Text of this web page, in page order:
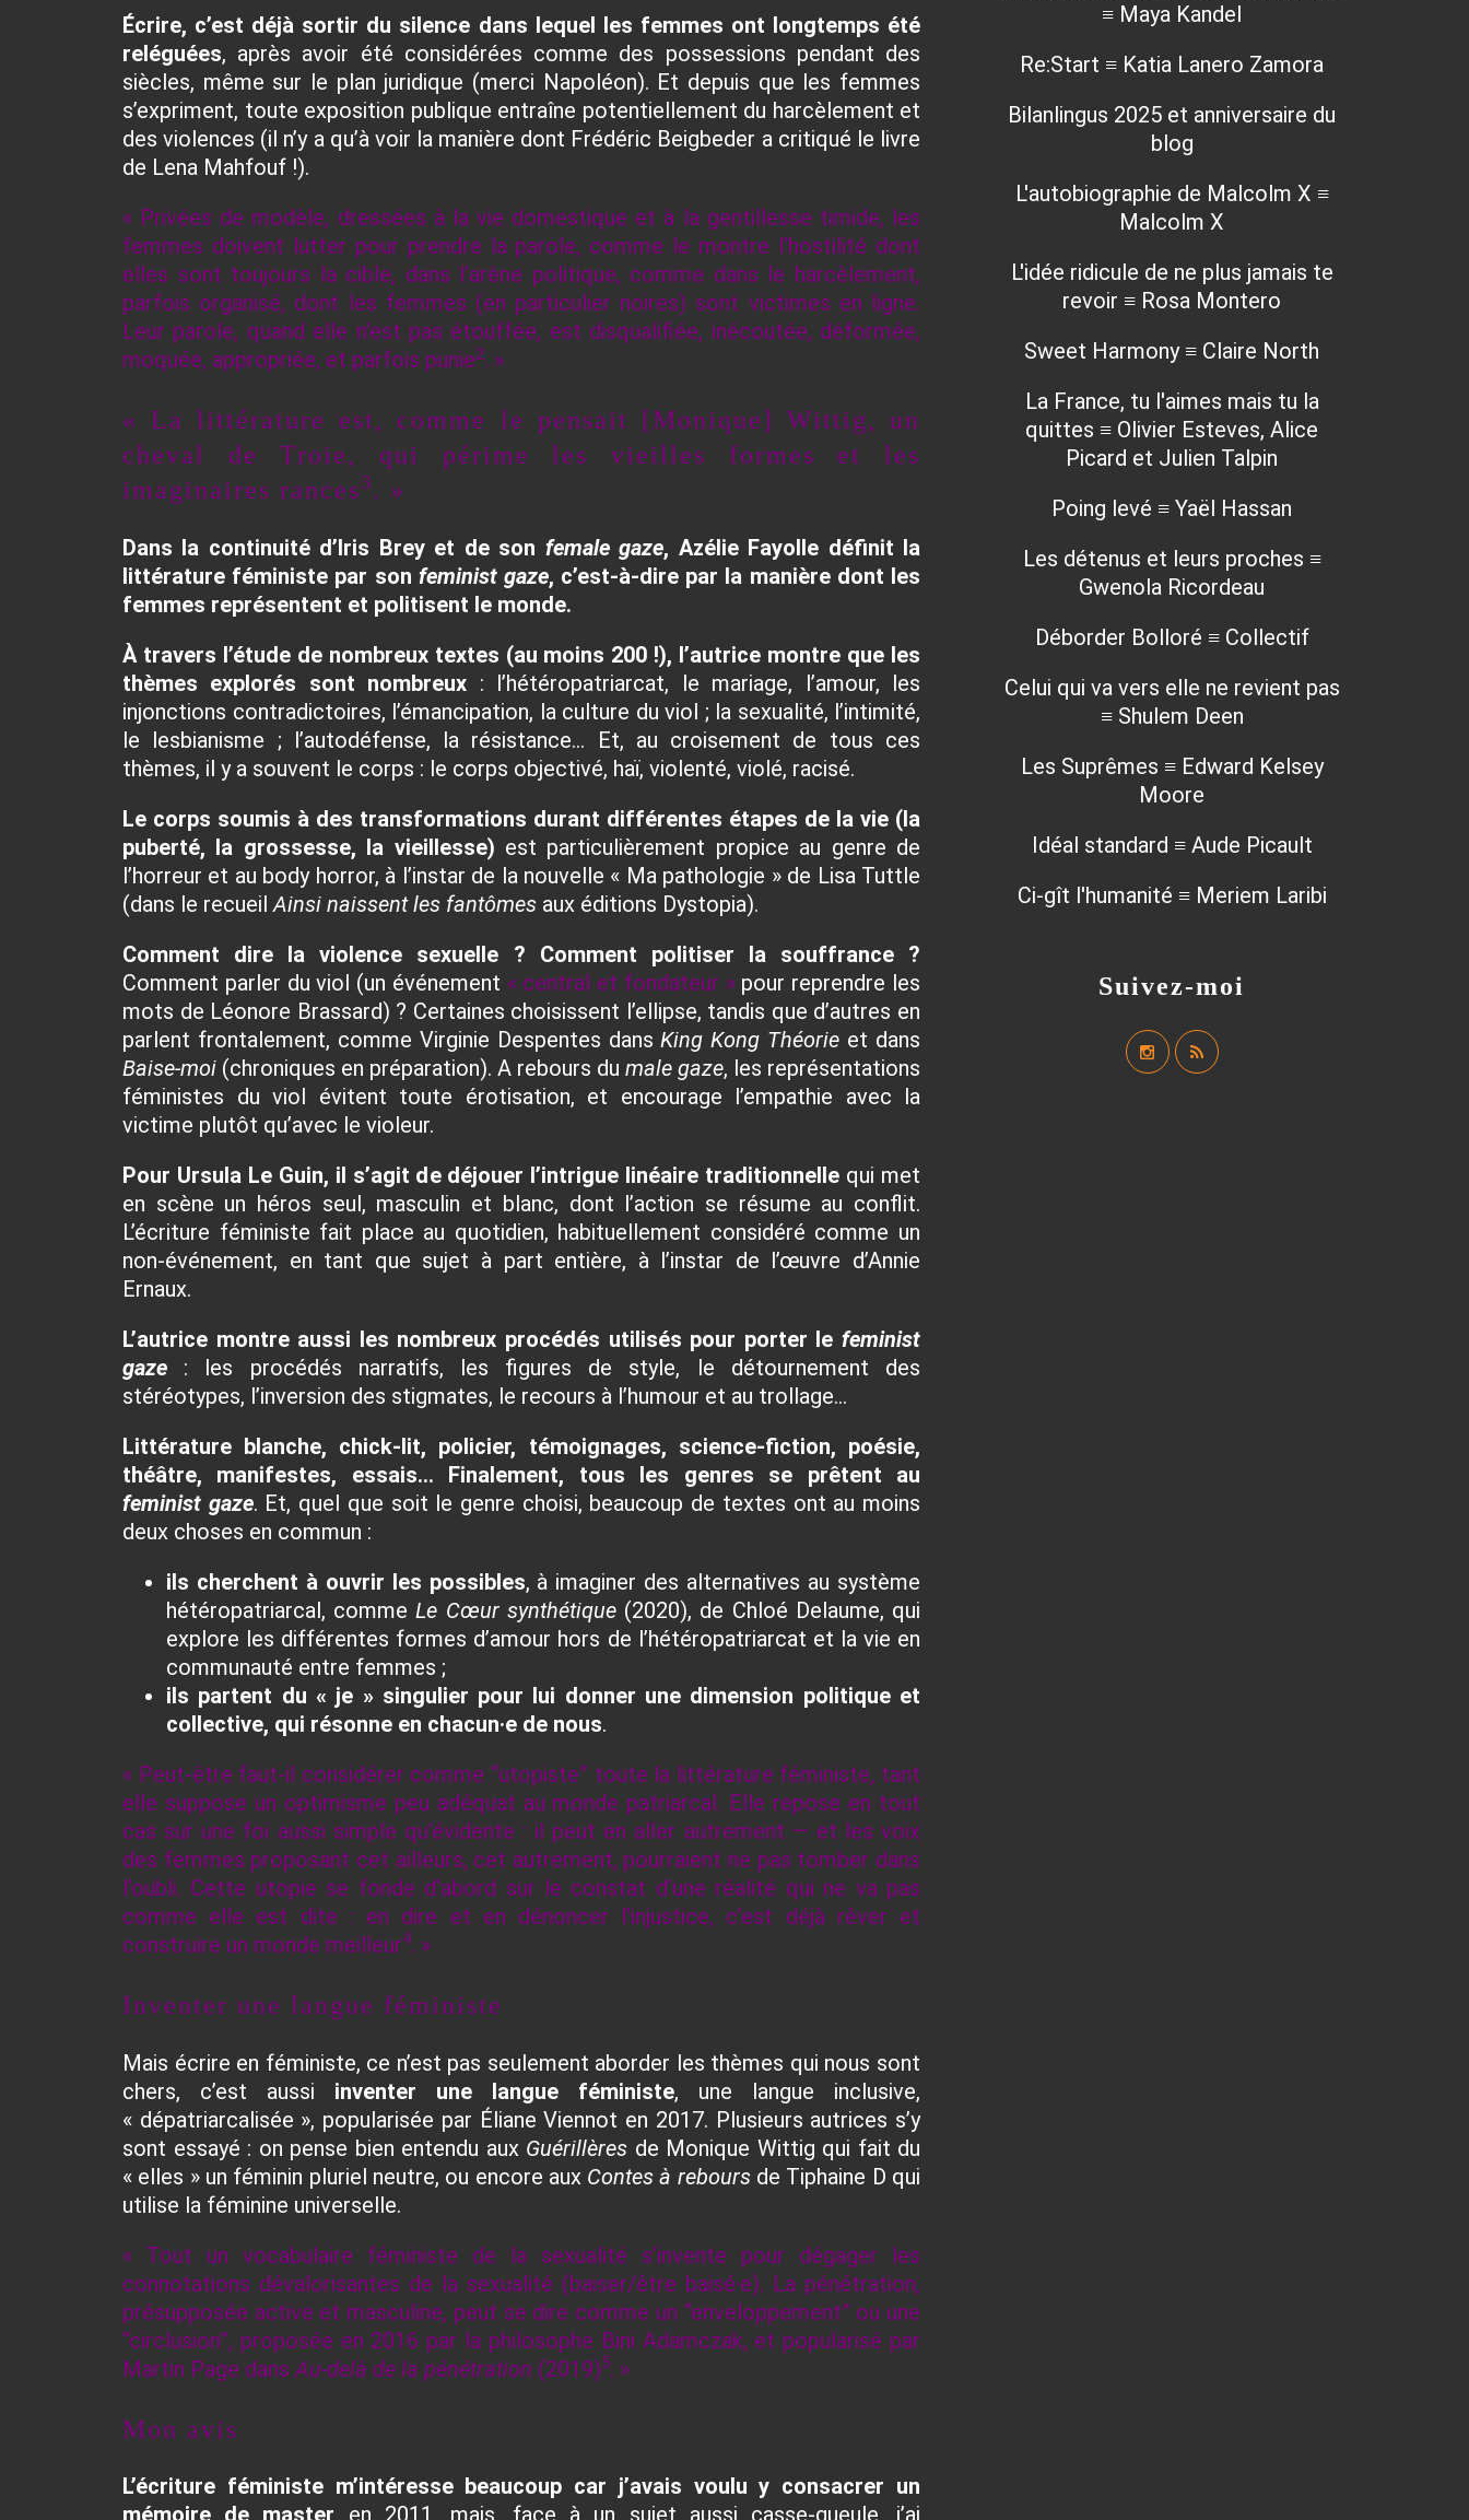
Écrire, c’est déjà sortir du silence dans lequel les femmes ont longtemps été
reléguées, après avoir été considérées comme des possessions pendant des
siècles, même sur le plan juridique (merci Napoléon). Et depuis que les femmes
s’expriment, toute exposition publique entraîne potentiellement du harcèlement et
des violences (il n’y a qu’à voir la manière dont Frédéric Beigbeder a critiqué le livre
de Lena Mahfouf !).
« Privées de modèle, dressées à la vie domestique et à la gentillesse timide, les
femmes doivent lutter pour prendre la parole, comme le montre l’hostilité dont
elles sont toujours la cible, dans l’arène politique, comme dans le harcèlement,
parfois organisé, dont les femmes (en particulier noires) sont victimes en ligne.
Leur parole, quand elle n’est pas étouffée, est disqualifiée, inécoutée, déformée,
moquée, appropriée, et parfois punie2. »
« La littérature est, comme le pensait [Monique] Wittig, un
cheval de Troie, qui périme les vieilles formes et les
imaginaires rances3 . »
Dans la continuité d’Iris Brey et de son female gaze, Azélie Fayolle définit la
littérature féministe par son feminist gaze, c’est-à-dire par la manière dont les
femmes représentent et politisent le monde.
À travers l’étude de nombreux textes (au moins 200 !), l’autrice montre que les
thèmes explorés sont nombreux : l’hétéropatriarcat, le mariage, l’amour, les
injonctions contradictoires, l’émancipation, la culture du viol ; la sexualité, l’intimité,
le lesbianisme ; l’autodéfense, la résistance… Et, au croisement de tous ces
thèmes, il y a souvent le corps : le corps objectivé, haï, violenté, violé, racisé.
Le corps soumis à des transformations durant différentes étapes de la vie (la
puberté, la grossesse, la vieillesse) est particulièrement propice au genre de
l’horreur et au body horror, à l’instar de la nouvelle « Ma pathologie » de Lisa Tuttle
(dans le recueilAinsi naissent les fantômes aux éditions Dystopia).
Comment dire la violence sexuelle ? Comment politiser la souffrance ?
Comment parler du viol (un événement « central et fondateur » pour reprendre les
mots de Léonore Brassard) ? Certaines choisissent l’ellipse, tandis que d’autres en
parlent frontalement, comme Virginie Despentes dansKing Kong Théorie et dans
Baise-moi (chroniques en préparation). A rebours du male gaze, les représentations
féministes du viol évitent toute érotisation, et encourage l’empathie avec la
victime plutôt qu’avec le violeur.
Pour Ursula Le Guin, il s’agit de déjouer l’intrigue linéaire traditionnelle qui met
en scène un héros seul, masculin et blanc, dont l’action se résume au conflit.
L’écriture féministe fait place au quotidien, habituellement considéré comme un
non-événement, en tant que sujet à part entière, à l’instar de l’œuvre d’Annie
Ernaux.
L’autrice montre aussi les nombreux procédés utilisés pour porter le feminist
gaze : les procédés narratifs, les figures de style, le détournement des
stéréotypes, l’inversion des stigmates, le recours à l’humour et au trollage…
Littérature blanche, chick-lit, policier, témoignages, science-fiction, poésie,
théâtre, manifestes, essais… Finalement, tous les genres se prêtent au
feminist gaze. Et, quel que soit le genre choisi, beaucoup de textes ont au moins
deux choses en commun :
ils cherchent à ouvrir les possibles, à imaginer des alternatives au système
hétéropatriarcal, commeLe Cœur synthétique(2020), de Chloé Delaume, qui
explore les différentes formes d’amour hors de l’hétéropatriarcat et la vie en
communauté entre femmes ;
ils partent du « je » singulier pour lui donner une dimension politique et
collective, qui résonne en chacun·e de nous.
« Peut-être faut-il considérer comme “utopiste” toute la littérature féministe, tant
elle suppose un optimisme peu adéquat au monde patriarcal. Elle repose en tout
cas sur une foi aussi simple qu’évidente : il peut en aller autrement ― et les voix
des femmes proposant cet ailleurs, cet autrement, pourraient ne pas tomber dans
l’oubli. Cette utopie se fonde d’abord sur le constat d’une réalité qui ne va pas
comme elle est dite : en dire et en dénoncer l’injustice, c’est déjà rêver et
construire un monde meilleur4. »
Inventer une langue féministe
Mais écrire en féministe, ce n’est pas seulement aborder les thèmes qui nous sont
chers, c’est aussi inventer une langue féministe, une langue inclusive,
« dépatriarcalisée », popularisée par Éliane Viennot en 2017. Plusieurs autrices s’y
sont essayé : on pense bien entendu aux Guérillères de Monique Wittig qui fait du
« elles » un féminin pluriel neutre, ou encore aux Contes à reboursde Tiphaine D qui
utilise la féminine universelle.
« Tout un vocabulaire féministe de la sexualité s’invente pour dégager les
connotations dévalorisantes de la sexualité (baiser/être baisé·e). La pénétration,
présupposée active et masculine, peut se dire comme un “enveloppement” ou une
“circlusion”, proposée en 2016 par la philosophe Bini Adamczak, et popularisé par
Martin Page dans Au-delà de la pénétration (2019)5. »
Mon avis
L’écriture féministe m’intéresse beaucoup car j’avais voulu y consacrer un
Suivez-moi
≡ Maya Kandel
Re:Start ≡ Katia Lanero Zamora
Bilanlingus 2025 et anniversaire du
blog
L'autobiographie de Malcolm X ≡
Malcolm X
L'idée ridicule de ne plus jamais te
revoir ≡ Rosa Montero
Sweet Harmony ≡ Claire North
La France, tu l'aimes mais tu la
quittes ≡ Olivier Esteves, Alice
Picard et Julien Talpin
Poing levé ≡ Yaël Hassan
Les détenus et leurs proches ≡
Gwenola Ricordeau
Déborder Bolloré ≡ Collectif
Celui qui va vers elle ne revient pas
≡ Shulem Deen
Les Suprêmes ≡ Edward Kelsey
Moore
Idéal standard ≡ Aude Picault
Ci-gît l'humanité ≡ Meriem Laribi